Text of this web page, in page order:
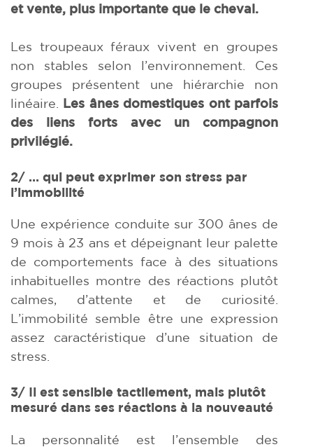
et vente, plus importante que le cheval.
Les troupeaux féraux vivent en groupes
non stables selon l’environnement. Ces
groupes présentent une hiérarchie non
linéaire. Les ânes domestiques ont parfois
des liens forts avec un compagnon
privilégié.
2/ … qui peut exprimer son stress par
l’immobilité
Une expérience conduite sur 300 ânes de
9 mois à 23 ans et dépeignant leur palette
de comportements face à des situations
inhabituelles montre des réactions plutôt
calmes, d’attente et de curiosité.
L’immobilité semble être une expression
assez caractéristique d’une situation de
stress.
3/ Il est sensible tactilement, mais plutôt
mesuré dans ses réactions à la nouveauté
La personnalité est l’ensemble des